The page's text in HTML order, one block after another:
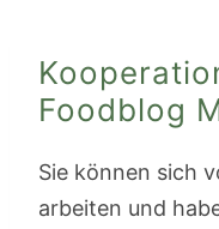
Foodblog
Sie können sich
arbeiten und